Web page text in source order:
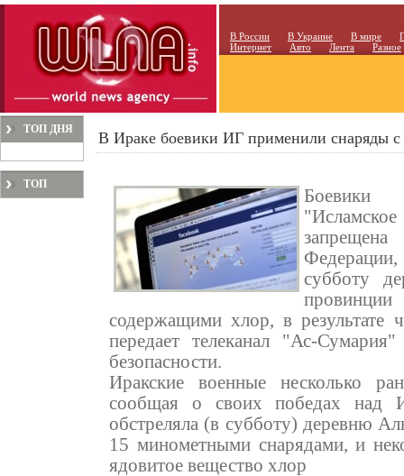
В России В Украине В мире
Интернет
Авто Лента Разное
ТОП ДНЯ
ТОП
В Ираке боевики ИГ применили снаряды с
Боевики
субботу
содержащими хлор, в результате
передает телеканал "Ас-
безопасности.
Иракские военные несколько
сообщая о своих победах над
обстреляла (в субботу) деревню
15 минометными снарядами, и
ядовитое вещество хлор